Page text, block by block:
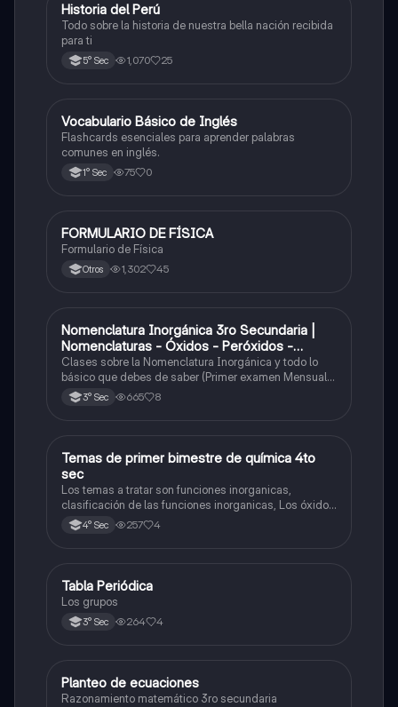
Ciencias Sociales
Historia del Perú
Todo sobre la historia de nuestra bella nación recibida
para ti
5° Sec 1,070 25
VInglés
Vocabulario Básico de Inglés
Flashcards esenciales para aprender palabras
comunes en inglés.
1° Sec 75 0
Física
FORMULARIO DE FÍSICA
Formulario de Física
Otros 1,302 45
Química
Nomenclatura Inorgánica 3ro Secundaria |
Nomenclaturas - Óxidos - Peróxidos -
Hidróxido o Bases
Clases sobre la Nomenclatura Inorgánica y todo lo
básico que debes de saber (Primer examen Mensual
2025)3° Sec 665 8
Química
Temas de primer bimestre de química 4to
sec
Los temas a tratar son funciones inorganicas,
clasificación de las funciones inorganicas, Los óxidos
y los óxidos ácidos
4° Sec 257 4
Química
Tabla Periódica
Los grupos
3° Sec 264 4
Matemáticas
Planteo de ecuaciones
Razonamiento matemático 3ro secundaria